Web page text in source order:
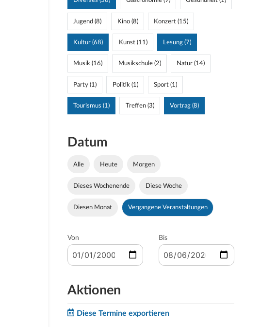
Jugend (8) Kino (8) Konzert (15)
Kultur (68) Kunst (11) Lesung (7)
Musik (16) Musikschule (2) Natur (14)
Party (1) Politik (1) Sport (1)
Tourismus (1) Treffen (3) Vortrag (8)
Datum
Alle Heute Morgen
Dieses Wochenende Diese Woche
Diesen Monat Vergangene Veranstaltungen
Von Bis
Aktionen
Diese Termine exportieren